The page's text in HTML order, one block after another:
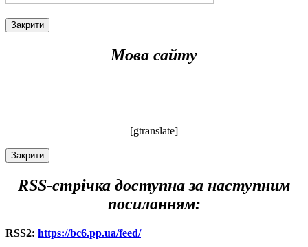
Закрити
Мова сайту
[gtranslate]
Закрити
RSS-стрічка доступна за наступним
посиланням:
RSS2: https://bc6.pp.ua/feed/